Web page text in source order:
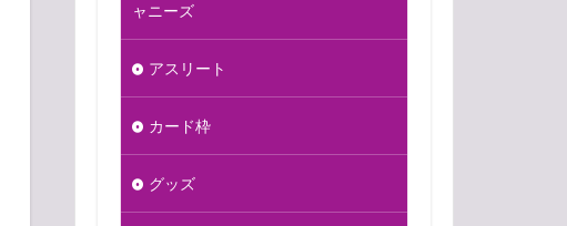
ャニーズ
アスリート
カード枠
グッズ